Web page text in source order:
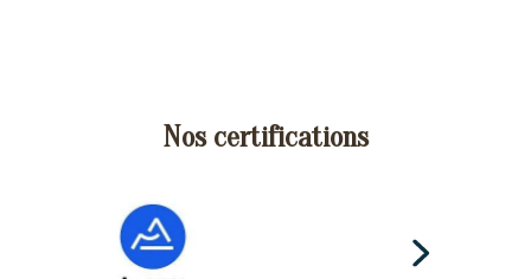
Nos certifications